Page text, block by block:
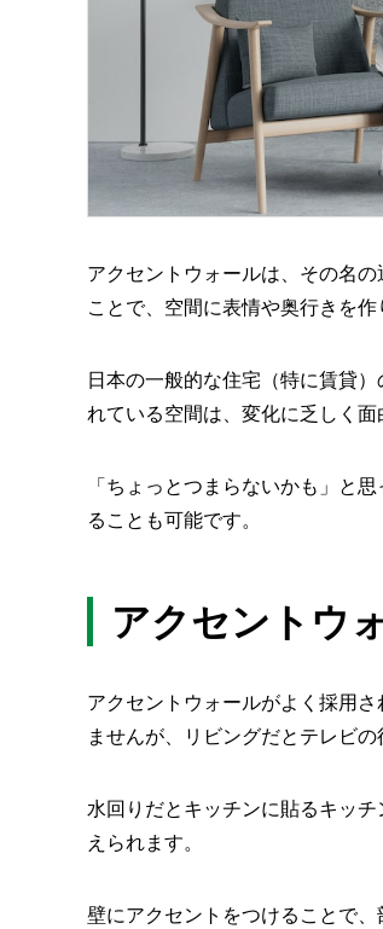
アクセントウォールは、その名
ことで、空間に表情や奥行きを作
日本の一般的な住宅（特に賃貸
れている空間は、変化に乏しく面
「ちょっとつまらないかも」と
ることも可能です。
アクセントウ
アクセントウォールがよく採用
ませんが、リビングだとテレビ
水回りだとキッチンに貼るキッ
えられます。
壁にアクセントをつけることで